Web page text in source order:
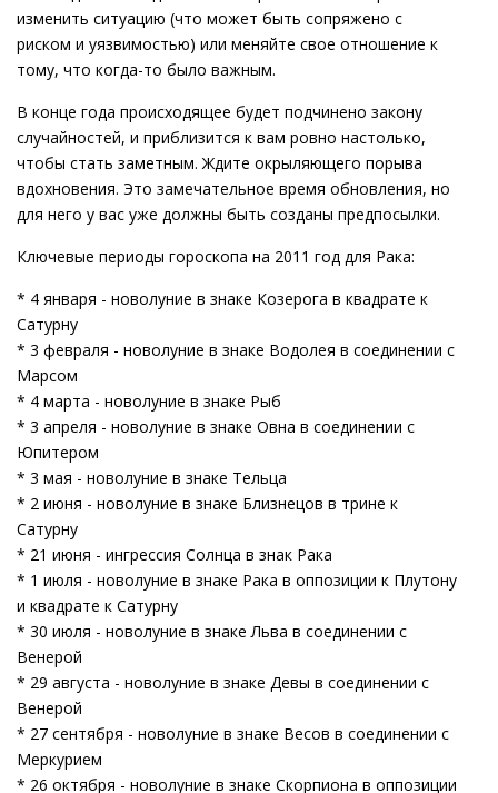
изменить ситуацию (что может быть сопряжено с
риском и уязвимостью) или меняйте свое отношение к
тому, что когда-то было важным.
В конце года происходящее будет подчинено закону
случайностей, и приблизится к вам ровно настолько,
чтобы стать заметным. Ждите окрыляющего порыва
вдохновения. Это замечательное время обновления, но
для него у вас уже должны быть созданы предпосылки.
Ключевые периоды гороскопа на 2011 год для Рака:
* 4 января - новолуние в знаке Козерога в квадрате к
Сатурну
* 3 февраля - новолуние в знаке Водолея в соединении с
Марсом
* 4 марта - новолуние в знаке Рыб
* 3 апреля - новолуние в знаке Овна в соединении с
Юпитером
* 3 мая - новолуние в знаке Тельца
* 2 июня - новолуние в знаке Близнецов в трине к
Сатурну
* 21 июня - ингрессия Солнца в знак Рака
* 1 июля - новолуние в знаке Рака в оппозиции к Плутону
и квадрате к Сатурну
* 30 июля - новолуние в знаке Льва в соединении с
Венерой
* 29 августа - новолуние в знаке Девы в соединении с
Венерой
* 27 сентября - новолуние в знаке Весов в соединении с
Меркурием
* 26 октября - новолуние в знаке Скорпиона в оппозиции